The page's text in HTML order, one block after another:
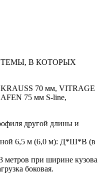
В КОТОРЫХ
70 мм, VITRAGE
75 мм S-line,
другой длины и
6,5 м (6,0 м): Д*Ш*В (в
метров при ширине кузова
боковая.